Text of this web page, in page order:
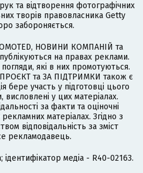
та відтворення фотографічних
творів правовласника Getty
забороняється.
НОВИНИ КОМПАНІЙ та
на правах реклами.
які в них промотуються.
та ЗА ПІДТРИМКИ також є
бере участь у підготовці цього
висловлені у цих матеріалах.
за факти та оціночні
матеріалах. Згідно з
відповідальність за зміст
рекламодавець.
ідентифікатор медіа - R40-02163.